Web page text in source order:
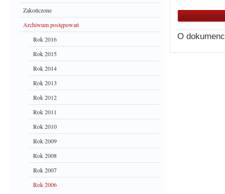
Zakończone
Archiwum postępowań
Rok 2016
Rok 2015
Rok 2014
Rok 2013
Rok 2012
Rok 2011
Rok 2010
Rok 2009
Rok 2008
Rok 2007
Rok 2006
powrót do listy
O